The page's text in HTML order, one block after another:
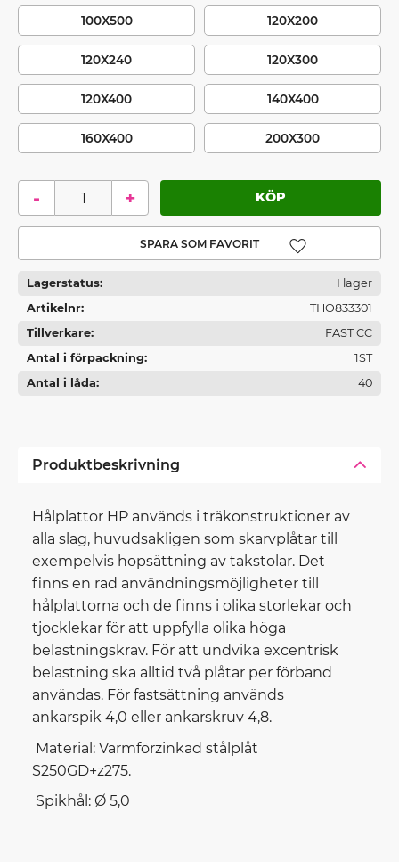
100X500 120X200
120X240 120X300
120X400 140X400
160X400 200X300
+
-
Lägg till i favoriter
Lagerstatus
I lager
Artikelnr
THO833301
Tillverkare
FAST CC
Antal i förpackning
1ST
Antal i låda
40
Produktbeskrivning
Hålplattor HP används i träkonstruktioner av
alla slag, huvudsakligen som skarvplåtar till
exempelvis hopsättning av takstolar. Det
finns en rad användningsmöjligheter till
hålplattorna och de finns i olika storlekar och
tjocklekar för att uppfylla olika höga
belastningskrav. För att undvika excentrisk
belastning ska alltid två plåtar per förband
användas. För fastsättning används
ankarspik 4,0 eller ankarskruv 4,8.
Material: Varmförzinkad stålplåt
S250GD+z275.
Spikhål: Ø 5,0